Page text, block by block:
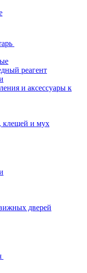
реагент
и аксессуары к
клещей и мух
дверей